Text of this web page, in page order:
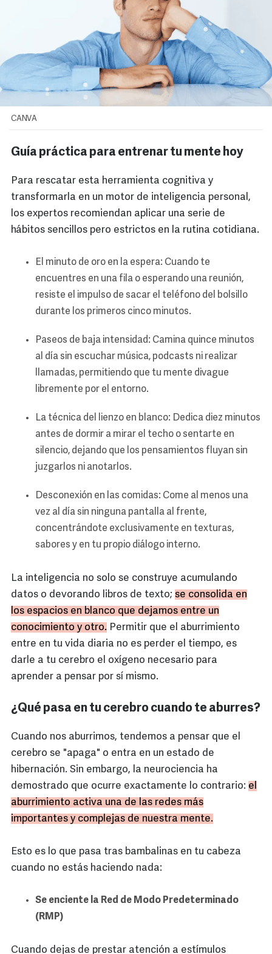
CANVA
Guía práctica para entrenar tu mente hoy
Para rescatar esta herramienta cognitiva y
transformarla en un motor de inteligencia personal,
los expertos recomiendan aplicar una serie de
hábitos sencillos pero estrictos en la rutina cotidiana.
El minuto de oro en la espera: Cuando te
encuentres en una fila o esperando una reunión,
resiste el impulso de sacar el teléfono del bolsillo
durante los primeros cinco minutos.
Paseos de baja intensidad: Camina quince minutos
al día sin escuchar música, podcasts ni realizar
llamadas, permitiendo que tu mente divague
libremente por el entorno.
La técnica del lienzo en blanco: Dedica diez minutos
antes de dormir a mirar el techo o sentarte en
silencio, dejando que los pensamientos fluyan sin
juzgarlos ni anotarlos.
Desconexión en las comidas: Come al menos una
vez al día sin ninguna pantalla al frente,
concentrándote exclusivamente en texturas,
sabores y en tu propio diálogo interno.
La inteligencia no solo se construye acumulando
datos o devorando libros de texto; se consolida en
los espacios en blanco que dejamos entre un
conocimiento y otro. Permitir que el aburrimiento
entre en tu vida diaria no es perder el tiempo, es
darle a tu cerebro el oxígeno necesario para
aprender a pensar por sí mismo.
¿Qué pasa en tu cerebro cuando te aburres?
Cuando nos aburrimos, tendemos a pensar que el
cerebro se "apaga" o entra en un estado de
hibernación. Sin embargo, la neurociencia ha
demostrado que ocurre exactamente lo contrario: el
aburrimiento activa una de las redes más
importantes y complejas de nuestra mente.
Esto es lo que pasa tras bambalinas en tu cabeza
cuando no estás haciendo nada:
Se enciente la Red de Modo Predeterminado
(RMP)
Cuando dejas de prestar atención a estímulos